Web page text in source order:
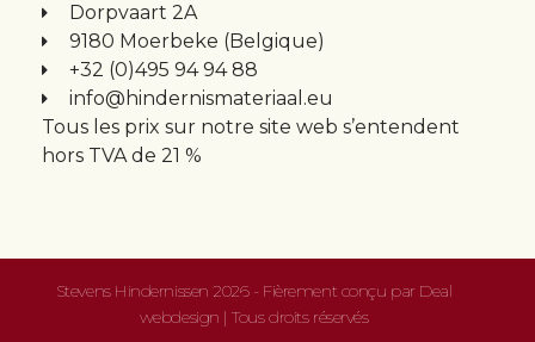
Dorpvaart 2A
9180 Moerbeke (Belgique)
+32 (0)495 94 94 88
info@hindernismateriaal.eu
Tous les prix sur notre site web s’entendent
hors TVA de 21 %
Stevens Hindernissen 2026 - Fièrement conçu par Deal
webdesign | Tous droits réservés